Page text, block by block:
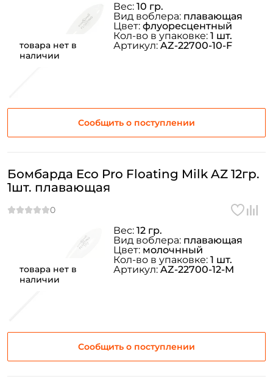
товара нет в
наличии
Сообщить о поступлении
Вес: 10 гр.
Вид воблера: плавающая
Цвет: флуоресцентный
Кол-во в упаковке: 1 шт.
Артикул:AZ-22700-10-F
товара нет в
наличии
Бомбарда Eco Pro Floating Milk AZ 12гр.
1шт. плавающая
Сообщить о поступлении
Вес: 12 гр.
Вид воблера: плавающая
Цвет: молочнный
Кол-во в упаковке: 1 шт.
Артикул:AZ-22700-12-M